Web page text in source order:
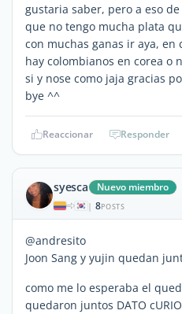
gustaria saber, pero a eso
que no tengo mucha plata
con muchas ganas ir aya, en
hay colombianos en corea o
si y nose como jaja gracias
bye ^^
Reaccionar Responder
syesca Nuevo miembro
| 8POSTS
@andresito
Joon Sang y yujin quedan
como me lo esperaba el
quedaron juntos DATO